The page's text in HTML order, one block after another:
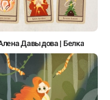
Давыдова | Белка